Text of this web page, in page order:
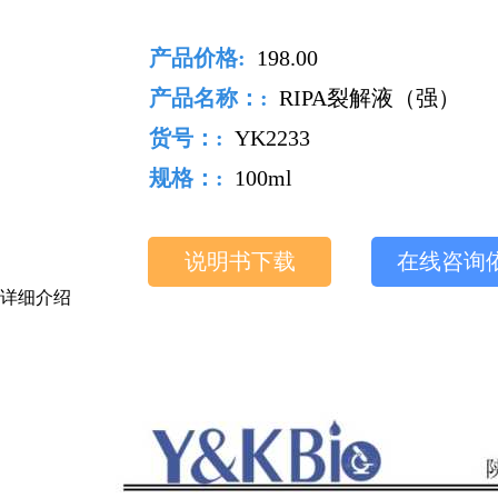
产品价格: 198.00
产品名称：: RIPA裂解液（强）
货号：: YK2233
规格：: 100ml
说明书下载 在线咨询
详细介绍